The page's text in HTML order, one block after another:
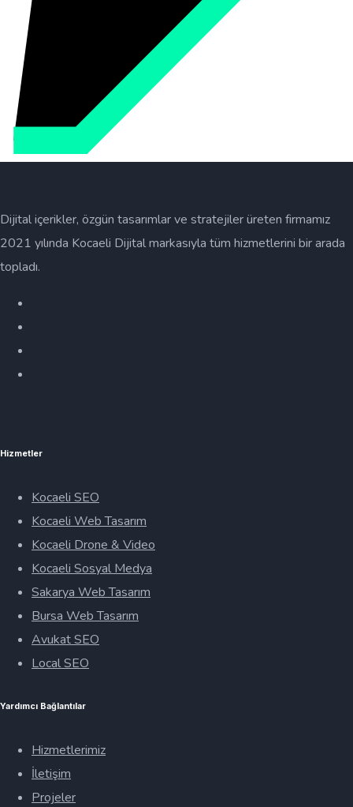
Dijital içerikler, özgün tasarımlar ve stratejiler üreten firmamız
2021 yılında Kocaeli Dijital markasıyla tüm hizmetlerini bir arada
topladı.
Hizmetler
Kocaeli SEO
Kocaeli Web Tasarım
Kocaeli Drone & Video
Kocaeli Sosyal Medya
Sakarya Web Tasarım
Bursa Web Tasarım
Avukat SEO
Local SEO
Yardımcı Bağlantılar
Hizmetlerimiz
İletişim
Projeler